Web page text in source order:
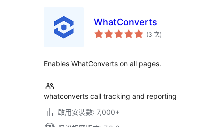
WhatConverts
(3 次評
分)
Enables WhatConverts on all pages.
whatconverts call tracking and reporting
啟用安裝數: 7,000+